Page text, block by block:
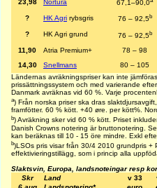
23,98
Nortura 67,1–90,0
? HK Agri rybsgris 76 – 92,5b
? HK Agri grund 76 – 92,5b
11,90 Atria Premium+
78 – 98
14,30
Snellmans
80 – 105
Ländernas avräkningspriser kan inte
prissättningssystem och med varierande
Danmark avräknas vid 60 %. Varje
a) Från norska priser ska dras
framfötter. 60 % kött. +40 øre. per kött%.
b) Avräkning sker vid 60 % kött. Priset
Danish Crowns notering är bruttonotering.
kan beräknas till 10 - 15 öre mindre. Exkl
b)LSOs pris visar från 30/4 2010 grundpris +
effektivieringstillägg, som i princip alla
Slaktsvin, Europa, landsnoteingar resp
Skr
Land v 33